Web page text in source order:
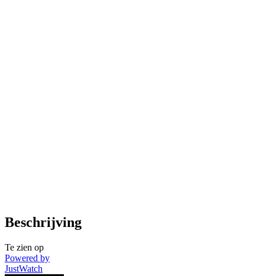
Beschrijving
Te zien op
Powered by
JustWatch